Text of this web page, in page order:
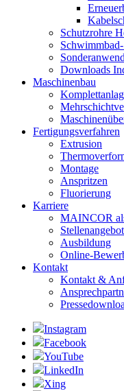
Schutzrohre
Downloads
Maschinenbau
Fertigungsverfahren
Extrusion
Montage
Anspritzen
Fluorierung
Karriere
MAINCOR
Ausbildung
Online-
Kontakt
Kontakt &
Instagram
Facebook
YouTube
LinkedIn
Xing